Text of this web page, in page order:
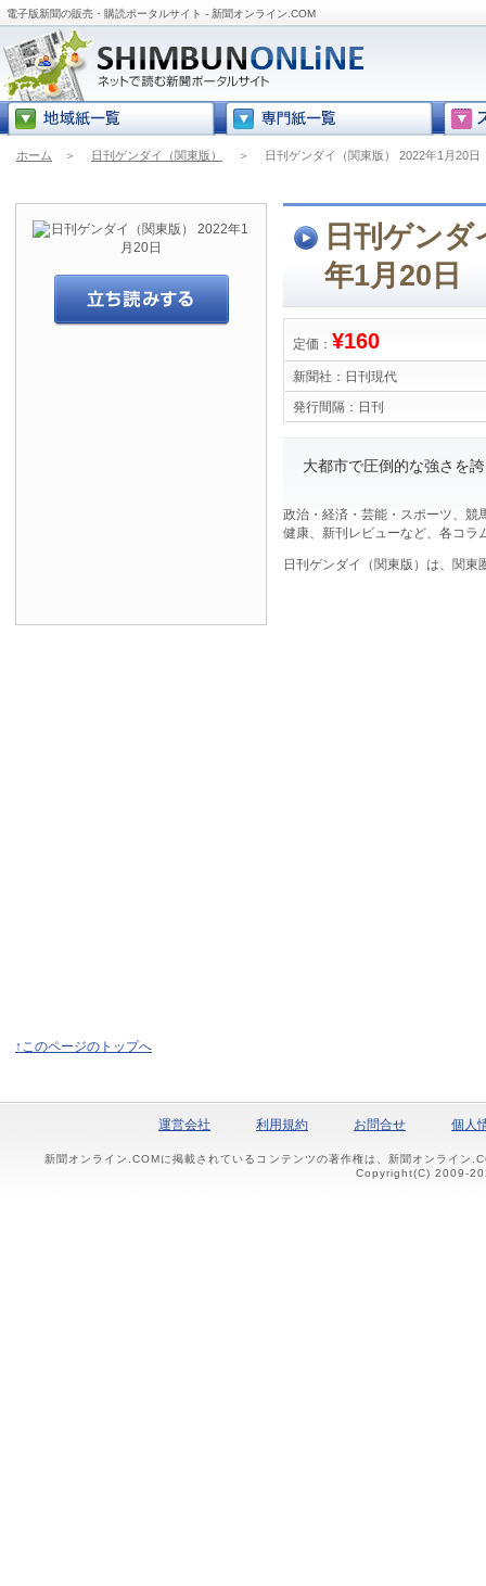
電子版新聞の販売・購読ポータルサイト - 新聞オンライン.COM
ホーム ＞ 日刊ゲンダイ（関東版） ＞ 日刊ゲンダイ（関東版） 2022年1月20日
日刊ゲン
年1月20日
定価： ¥160
新聞社： 日刊現代
発行間隔： 日刊
大都市で圧倒的な強さを
政治・経済・芸能・スポーツ、競
健康、新刊レビューなど、各コラ
日刊ゲンダイ（関東版）は、関
↑このページのトップへ
運営会社 利用規約 お問合せ 個人
新聞オンライン.COMに掲載されているコンテンツの著作権は、新聞オンライン
Copyright(C) 2009-